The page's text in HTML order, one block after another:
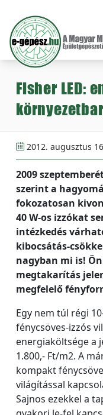
Fisher LED:
2012. augusztus
2009
szerint a
fokozatosan
40 W-os izzókat
intézkedés
kibocsátás-
nagyban mi is!
megtakarítás
megfelelő
Egy nem túl régi
fénycsöves-izzós
energiaköltsége a
1.800,- Ft/m2. A
kompakt
világítással
Sajnos ezekkel a